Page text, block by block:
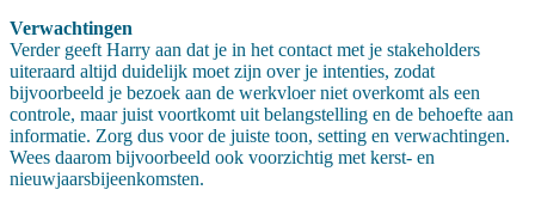
Verwachtingen
Verder geeft Harry aan dat je in het contact met je stakeholders
uiteraard altijd duidelijk moet zijn over je intenties, zodat
bijvoorbeeld je bezoek aan de werkvloer niet overkomt als een
controle, maar juist voortkomt uit belangstelling en de behoefte aan
informatie. Zorg dus voor de juiste toon, setting en verwachtingen.
Wees daarom bijvoorbeeld ook voorzichtig met kerst- en
nieuwjaarsbijeenkomsten.